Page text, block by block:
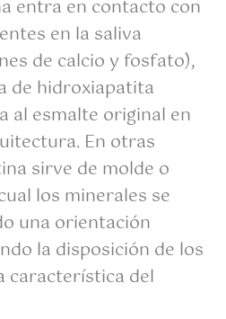
entra en contacto con
en la saliva
de calcio y fosfato),
de hidroxiapatita
al esmalte original en
En otras
sirve de molde o
los minerales se
una orientación
la disposición de los
característica del